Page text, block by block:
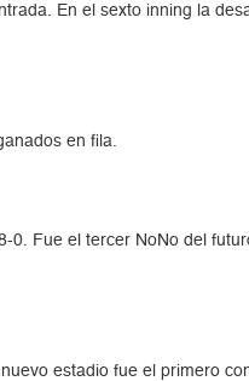
En el sexto inning la
en fila.
0. Fue el tercer NoNo del
estadio fue el primero